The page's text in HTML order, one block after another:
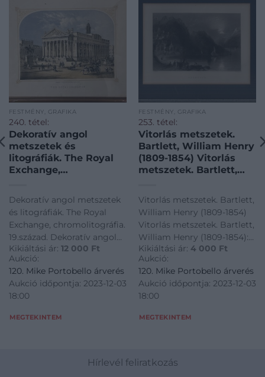
FESTMÉNY, GRAFIKA
240. tétel:
Dekoratív angol
metszetek és
litográfiák. The Royal
Exchange,
angol metszetek és
litográfiák. The Royal
Exchange,
chromolitográfia.
19.század.
Dekoratív angol metszetek
és litográfiák. The Royal
Exchange, chromolitográfia.
19.század. Dekoratív angol
metszetek és litográfiák. The
Royal Exchange,
chromolitográfia. 19.század.
Kikiáltási ár: 12 000 Ft
Aukció:
120. Mike Portobello árverés
Aukció időpontja: 2023-12-03
18:00
MEGTEKINTEM
FESTMÉNY, GRAFIKA
253. tétel:
Vitorlás metszetek.
Bartlett, William Henry
(1809-1854) Vitorlás
metszetek. Bartlett,
Acélmetszet, 1841.
Vitorlás metszetek. Bartlett,
William Henry (1809-1854)
Vitorlás metszetek. Bartlett,
William Henry (1809-1854):
Barmouth. Acélmetszet,
1841.
Kikiáltási ár: 4 000 Ft
Aukció:
120. Mike Portobello árverés
Aukció időpontja: 2023-12-03
18:00
MEGTEKINTEM
Hírlevél feliratkozás